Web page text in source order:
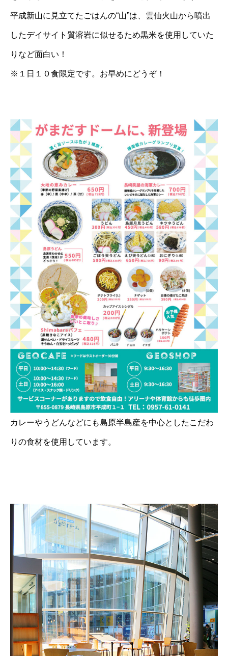
平成新山に見立てたごはんの“山”は、雲仙火山から噴出
したデイサイト質溶岩に似せるため黒米を使用していた
りなど面白い！
※１日１０食限定です。お早めにどうぞ！
カレーやうどんなどにも島原半島産を中心としたこだわ
りの食材を使用しています。